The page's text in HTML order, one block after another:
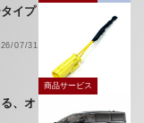
イプ
07/31
商品サービス
、オ